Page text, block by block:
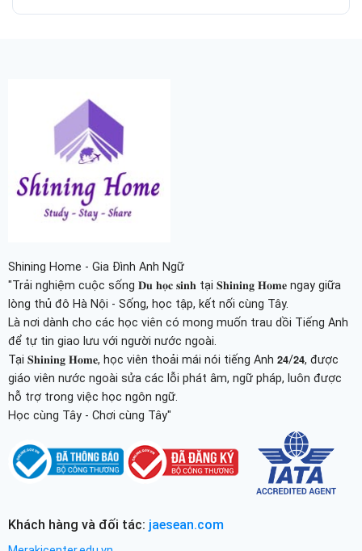
Shining Home - Gia Đình Anh Ngữ
"Trải nghiệm cuộc sống 𝐃𝐮 𝐡𝐨̣𝐜 𝐬𝐢𝐧𝐡 tại 𝐒𝐡𝐢𝐧𝐢𝐧𝐠 𝐇𝐨𝐦𝐞 ngay giữa
lòng thủ đô Hà Nội - Sống, học tập, kết nối cùng Tây.
Là nơi dành cho các học viên có mong muốn trau dồi Tiếng Anh
để tự tin giao lưu với người nước ngoài.
Tại 𝐒𝐡𝐢𝐧𝐢𝐧𝐠 𝐇𝐨𝐦𝐞, học viên thoải mái nói tiếng Anh 𝟮𝟰/𝟮𝟰, được
giáo viên nước ngoài sửa các lỗi phát âm, ngữ pháp, luôn được
hỗ trợ trong việc học ngôn ngữ.
Học cùng Tây - Chơi cùng Tây"
Khách hàng và đối tác: jaesean.com